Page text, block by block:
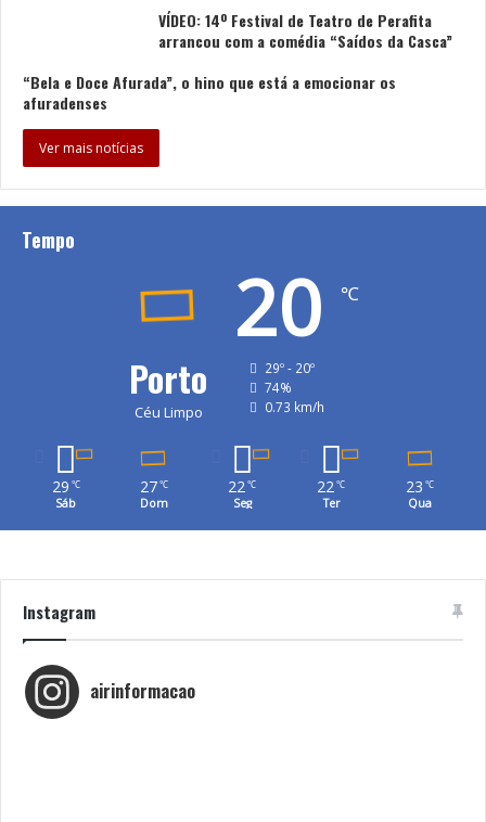
VÍDEO: 14º Festival de Teatro de Perafita
arrancou com a comédia “Saídos da Casca”
“Bela e Doce Afurada”, o hino que está a emocionar os
afuradenses
Ver mais notícias
Tempo
Porto
Céu Limpo
20 ℃
29º - 20º
74%
0.73 km/h
29 ℃
Sáb
27 ℃
Dom
22℃
Seg
22℃
Ter
23 ℃
Qua
Instagram
airinformacao